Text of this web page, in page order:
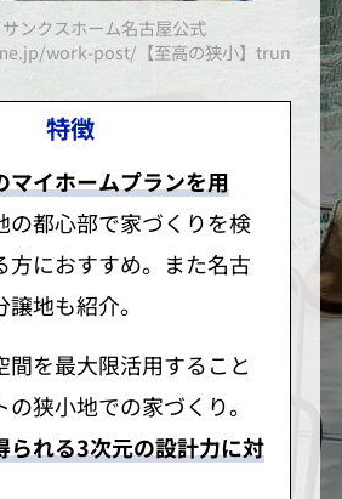
ンクスホーム名古屋公式
work-post/【至高の狭小】truna-lト
特徴
マイホームプランを用
の都心部で家づくりを検
方におすすめ。また名古
地も紹介。
間を最大限活用すること
狭小地での家づくり。
られる3次元の設計力に対